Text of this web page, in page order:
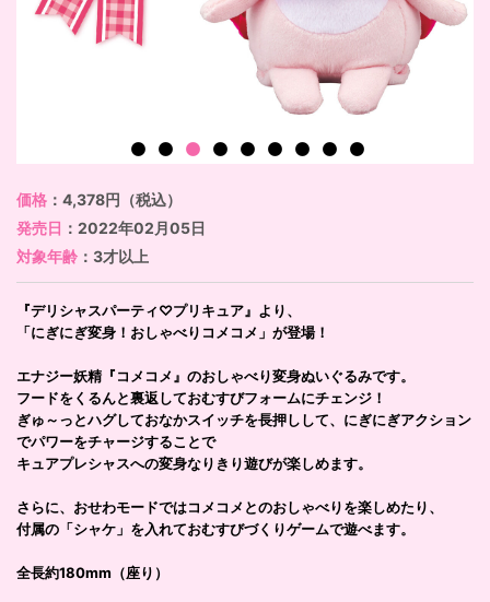
価格 ：4,378円（税込）
発売日 ：2022年02月05日
対象年齢 ：3才以上
『デリシャスパーティ♡プリキュア』より、
「にぎにぎ変身！おしゃべりコメコメ」が登場！
エナジー妖精『コメコメ』のおしゃべり変身ぬいぐるみです。
フードをくるんと裏返しておむすびフォームにチェンジ！
ぎゅ～っとハグしておなかスイッチを長押しして、にぎにぎアクション
でパワーをチャージすることで
キュアプレシャスへの変身なりきり遊びが楽しめます。
さらに、おせわモードではコメコメとのおしゃべりを楽しめたり、
付属の「シャケ」を入れておむすびづくりゲームで遊べます。
全長約180mm（座り）